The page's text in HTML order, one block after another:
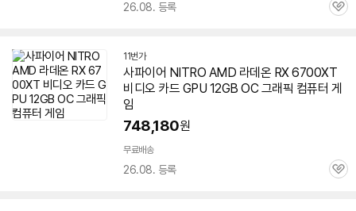
26.08. 등록
관
11번가
사파이어 NITRO AMD 라데온 RX6700XT
비디오 카드 GPU 12GB OC 그래픽 컴퓨터 게
임
748,180원
무료배송
26.08. 등록
관